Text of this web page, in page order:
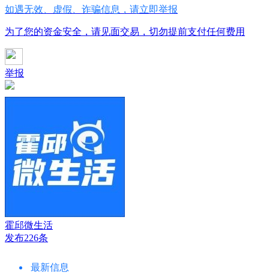
如遇无效、虚假、诈骗信息，请立即举报
为了您的资金安全，请见面交易，切勿提前支付任何费用
举报
霍邱微生活
发布226条
最新信息